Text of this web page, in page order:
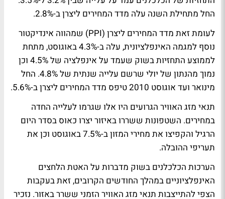
החל מתחילת השנה עלה מדד המחירים ליצרן ב-2.8%.
לעומת זאת מדד המחירים ליצרן (PPI) שמהווה אינדיקטור
נוסף למגמה האינפלציונית, עלה ב-4.3% באוגוסט, מתחת
לממוצע התחזיות בשוק שעמד על אינפלציה של 4.5% וכן
נמוך מהנתון של יולי שרשם עלייה שנתית של 4.8%. החל
מינואר ועד אוגוסט 2010 טיפס מדד המחירים ליצרן ב-5.6%.
תנאי מזג האוויר הגרועים היו אלו שגרמו לעלייה החדה
במחירים. השטפונות ששררו באיזור יצרו כאוס בסדר היום
הרגיל והקפיצו את מחירי המזון ב-7.5% באוגוסט וכן את
תעריפי ההובלה.
הערכות הכלכלנים בשוק מדברות על האטת הלחצים
האינפלציוניים במהלך החודשים הקרובים, זאת בעקבות
הצפי להתייצבות תנאי מזג האוויר הזמני ששרר באזור. נזכיר